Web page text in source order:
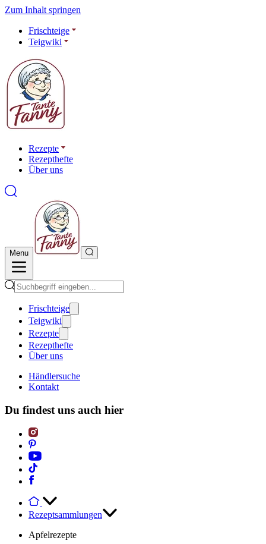
Zum Inhalt springen
Frischteige
Teigwiki
Rezepte
Rezepthefte
Über uns
Menu
Frischteige
Teigwiki
Rezepte
Rezepthefte
Über uns
Händlersuche
Kontakt
Du findest uns auch hier
Rezeptsammlungen
Apfelrezepte